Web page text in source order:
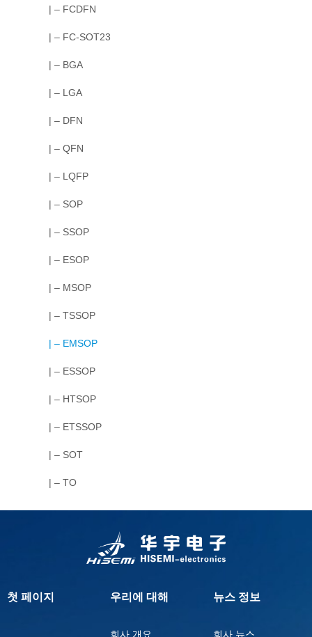
| – FCDFN
| – FC-SOT23
| – BGA
| – LGA
| – DFN
| – QFN
| – LQFP
| – SOP
| – SSOP
| – ESOP
| – MSOP
| – TSSOP
| – EMSOP
| – ESSOP
| – HTSOP
| – ETSSOP
| – SOT
| – TO
첫 페이지 우리에 대해
회사 개요
뉴스 정보
회사 뉴스